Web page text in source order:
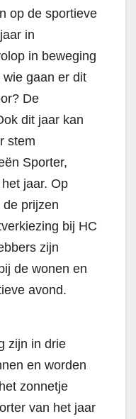
op de sportieve
in
in beweging
gaan er dit
De
dit jaar kan
stem
Sporter,
jaar. Op
prijzen
bij HC
zijn
de wonen en
avond.
zijn in drie
en worden
zonnetje
van het jaar